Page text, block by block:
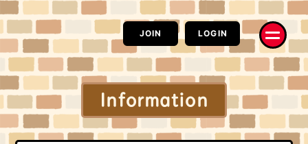
JOIN LOGIN
Information